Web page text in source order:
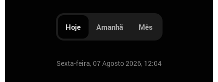
Hoje Amanhã Mês
Sexta-feira, 07 Agosto 2026, 12:04